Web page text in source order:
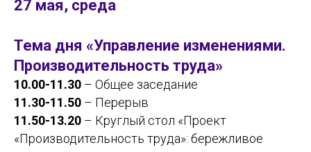
27 мая, среда
Тема дня «Управление изменениями.
Производительность труда»
10.00-11.30 – Общее заседание
11.30-11.50 – Перерыв
11.50-13.20 – Круглый стол «Проект
«Производительность труда»: бережливое